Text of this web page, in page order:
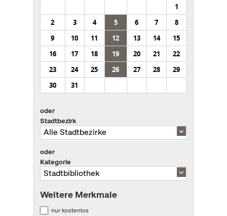
1
2
3 4 5 6 7
8
9
10 11 12 13 14
15
16
17 18 19 20 21
22
23
24 25 26 27 28
29
30
31
oder
Stadtbezirk
oder
Kategorie
Weitere Merkmale
nur kostenlos